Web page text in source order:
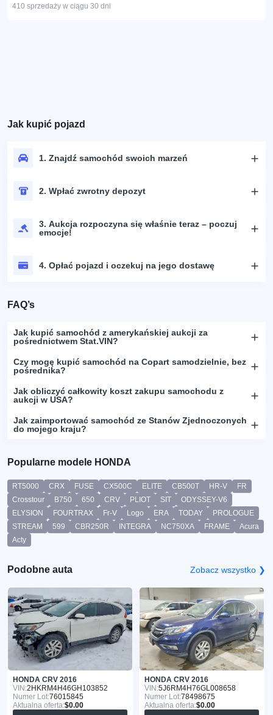
410 sprzedaży w ciągu 30 dni
Jak kupić pojazd
1. Znajdź samochód swoich marzeń
2. Wpłać zwrotny depozyt
3. Aukcja rozpoczyna się właśnie teraz – poczuj
emocje!
4. Opłać pojazd i oczekuj na jego dostawę
FAQ’s
Jak kupić samochód z amerykańskiej aukcji za
pośrednictwem Stat.VIN?
Czy mogę kupić samochód na Copart samodzielnie, bez
pośrednika?
Jak obliczyć całkowity koszt zakupu samochodu z
aukcji w USA?
Jak zaimportować samochód ze Stanów Zjednoczonych
do mojego kraju?
Popularne modele HONDA
RT5000 CRX FUSE CX500C ELITE CB500T HR-V
FR
Crosstour
B750 650 CRV PLIOT SIT
ODYSSEY-V6
ELYSION
FOURTRAX Fr-V Logo ERA TODAY
PROLOGUE
STREAM
599 CBR250R INTEGRA NC750XA FRAME
Acura
Acty
Podobne auta Zobacz wszystko ❯
HONDA CRV 2016
VIN:2HKRM4H46GH103852
Numer Lot:76015845
Aktualna oferta:$0.00
HONDA CRV 2016
VIN:5J6RM4H76GL008658
Numer Lot:78498675
Aktualna oferta:$0.00